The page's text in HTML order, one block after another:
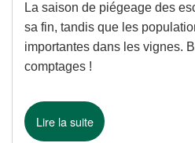
La saison de piégeage des
sa fin, tandis que les
importantes dans les vignes.
comptages !
Lire la suite